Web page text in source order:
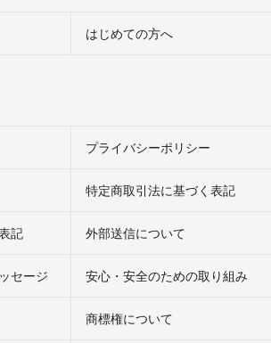
はじめての方へ
プライバシーポリシー
特定商取引法に基づく表記
記 外部送信について
セージ 安心・安全のための取り組み
商標権について